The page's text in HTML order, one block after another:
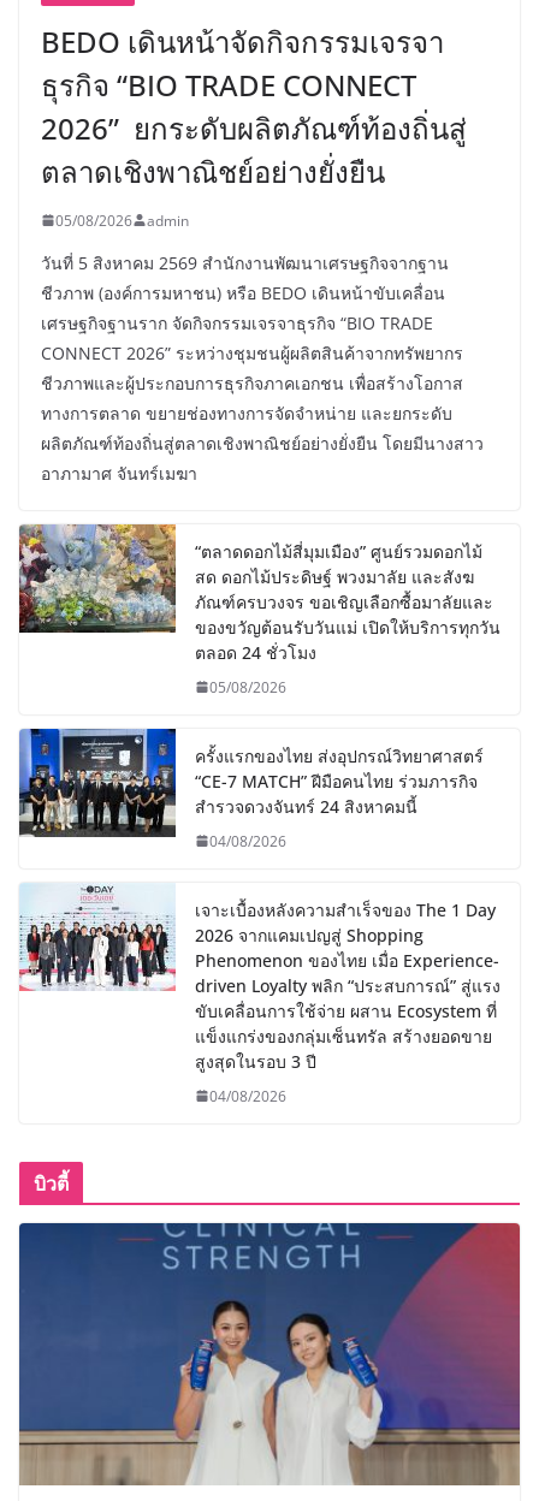
BEDO เดินหน้าจัดกิจกรรมเจรจา
ธุรกิจ “BIO TRADE CONNECT
2026” ยกระดับผลิตภัณฑ์ท้องถิ่นสู่
ตลาดเชิงพาณิชย์อย่างยั่งยืน
05/08/2026 admin
วันที่ 5 สิงหาคม 2569 สำนักงานพัฒนาเศรษฐกิจจากฐาน
ชีวภาพ (องค์การมหาชน) หรือ BEDO เดินหน้าขับเคลื่อน
เศรษฐกิจฐานราก จัดกิจกรรมเจรจาธุรกิจ “BIO TRADE
CONNECT 2026” ระหว่างชุมชนผู้ผลิตสินค้าจากทรัพยากร
ชีวภาพและผู้ประกอบการธุรกิจภาคเอกชน เพื่อสร้างโอกาส
ทางการตลาด ขยายช่องทางการจัดจำหน่าย และยกระดับ
ผลิตภัณฑ์ท้องถิ่นสู่ตลาดเชิงพาณิชย์อย่างยั่งยืน โดยมีนางสาว
อาภามาศ จันทร์เมฆา
“ตลาดดอกไม้สี่มุมเมือง” ศูนย์รวมดอกไม้
สด ดอกไม้ประดิษฐ์ พวงมาลัย และสังฆ
ภัณฑ์ครบวงจร ขอเชิญเลือกซื้อมาลัยและ
ของขวัญต้อนรับวันแม่ เปิดให้บริการทุกวัน
ตลอด 24 ชั่วโมง
05/08/2026
ครั้งแรกของไทย ส่งอุปกรณ์วิทยาศาสตร์
“CE-7 MATCH” ฝีมือคนไทย ร่วมภารกิจ
สำรวจดวงจันทร์ 24 สิงหาคมนี้
04/08/2026
เจาะเบื้องหลังความสำเร็จของ The 1 Day
2026 จากแคมเปญสู่ Shopping
Phenomenon ของไทย เมื่อ Experience-
driven Loyalty พลิก “ประสบการณ์” สู่แรง
ขับเคลื่อนการใช้จ่าย ผสาน Ecosystem ที่
แข็งแกร่งของกลุ่มเซ็นทรัล สร้างยอดขาย
สูงสุดในรอบ 3 ปี
04/08/2026
บิวตี้